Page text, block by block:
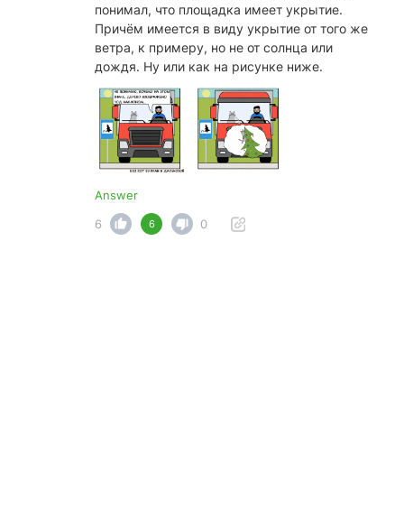
понимал, что площадка имеет укрытие.
Причём имеется в виду укрытие от того же
ветра, к примеру, но не от солнца или
дождя. Ну или как на рисунке ниже.
Answer
6
6 0